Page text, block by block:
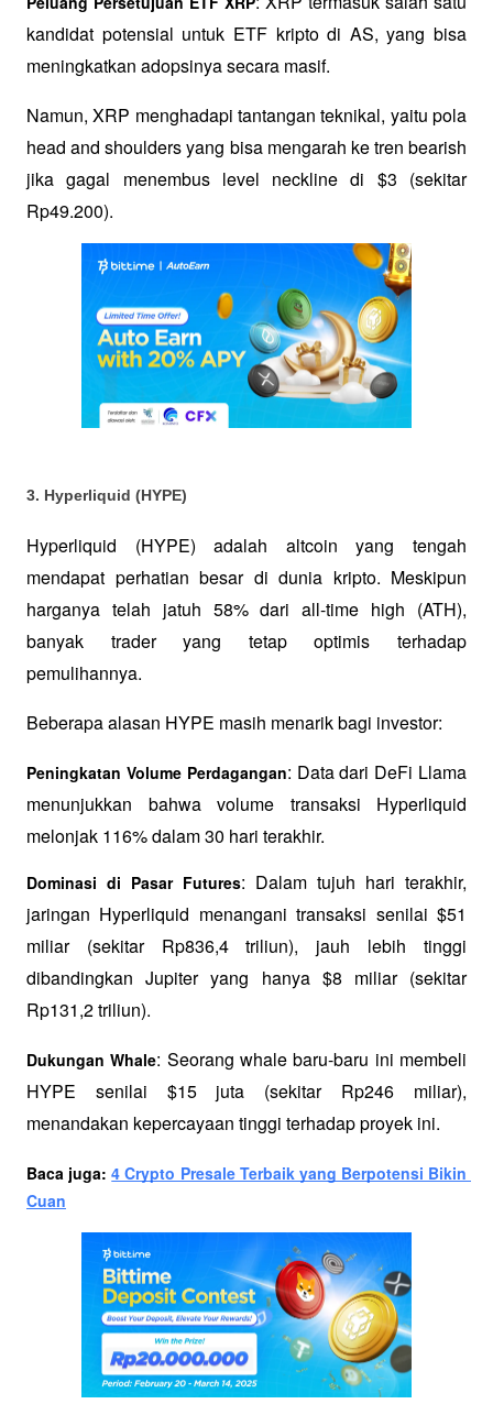
kandidat potensial untuk ETF kripto di AS, yang bisa
meningkatkan adopsinya secara masif.
Namun, XRP menghadapi tantangan teknikal, yaitu pola
head and shoulders yang bisa mengarah ke tren bearish
jika gagal menembus level neckline di $3 (sekitar
Rp49.200).
3. Hyperliquid (HYPE)
Hyperliquid (HYPE) adalah altcoin yang tengah
mendapat perhatian besar di dunia kripto. Meskipun
harganya telah jatuh 58% dari all-time high (ATH),
banyak trader yang tetap optimis terhadap
pemulihannya.
Beberapa alasan HYPE masih menarik bagi investor:
Peningkatan Volume Perdagangan: Data dari DeFi Llama
menunjukkan bahwa volume transaksi Hyperliquid
melonjak 116% dalam 30 hari terakhir.
Dominasi di Pasar Futures: Dalam tujuh hari terakhir,
jaringan Hyperliquid menangani transaksi senilai $51
miliar (sekitar Rp836,4 triliun), jauh lebih tinggi
dibandingkan Jupiter yang hanya $8 miliar (sekitar
Rp131,2 triliun).
Dukungan Whale: Seorang whale baru-baru ini membeli
HYPE senilai $15 juta (sekitar Rp246 miliar),
menandakan kepercayaan tinggi terhadap proyek ini.
Baca juga: 4 Crypto Presale Terbaik yang Berpotensi Bikin
Cuan